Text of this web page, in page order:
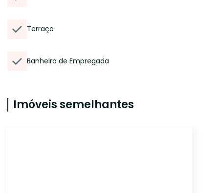
Terraço
Banheiro de Empregada
Imóveis semelhantes